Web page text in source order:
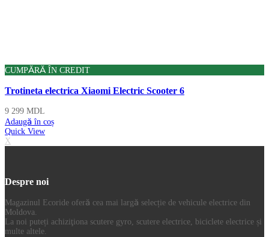
CUMPĂRĂ ÎN CREDIT
Trotineta electrica Xiaomi Electric Scooter 6
9 299 MDL
Adaugă în coș
Quick View
X
Despre noi
Magazinul Ecoride oferă cea mai largă selecție de vehicule electrice din
Moldova.
La noi puteți achiziţiona scutere gyro, scutere electrice, biciclete electrice și
multe altele.